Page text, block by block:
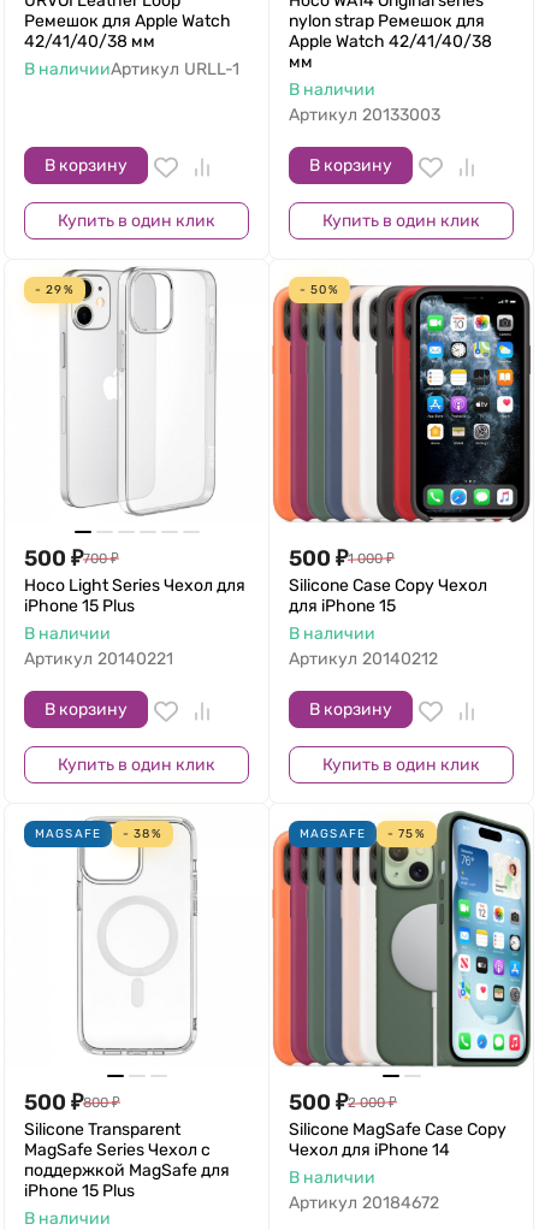
Ремешок для Apple Watch
42/41/40/38 мм
В наличииАртикул URLL-1
В корзину
Купить в один клик
nylon strap Ремешок для
Apple Watch 42/41/40/38
мм
В наличии
Артикул 20133003
В корзину
Купить в один клик
- 29%
500 ₽700 ₽
Hoco Light Series Чехол для
iPhone 15 Plus
В наличии
Артикул 20140221
В корзину
Купить в один клик
- 50%
500 ₽1 000 ₽
Silicone Case Copy Чехол
для iPhone 15
В наличии
Артикул 20140212
В корзину
Купить в один клик
MAGSAFE - 38%
500 ₽800 ₽
Silicone Transparent
MagSafe Series Чехол с
поддержкой MagSafe для
iPhone 15 Plus
В наличии
MAGSAFE - 75%
500 ₽2 000 ₽
Silicone MagSafe Case Copy
Чехол для iPhone 14
В наличии
Артикул 20184672